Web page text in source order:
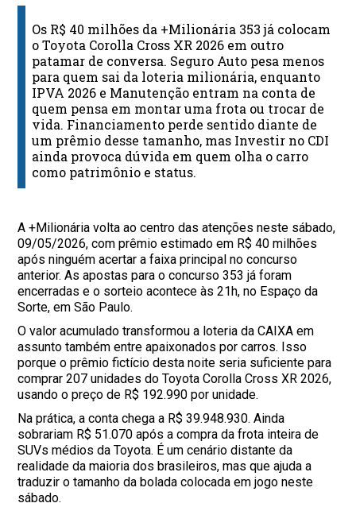
Os R$ 40 milhões da +Milionária 353 já colocam
o Toyota Corolla Cross XR 2026 em outro
patamar de conversa. Seguro Auto pesa menos
para quem sai da loteria milionária, enquanto
IPVA 2026 e Manutenção entram na conta de
quem pensa em montar uma frota ou trocar de
vida. Financiamento perde sentido diante de
um prêmio desse tamanho, mas Investir no CDI
ainda provoca dúvida em quem olha o carro
como patrimônio e status.
A +Milionária volta ao centro das atenções neste sábado,
09/05/2026, com prêmio estimado em R$ 40 milhões
após ninguém acertar a faixa principal no concurso
anterior. As apostas para o concurso 353 já foram
encerradas e o sorteio acontece às 21h, no Espaço da
Sorte, em São Paulo.
O valor acumulado transformou a loteria da CAIXA em
assunto também entre apaixonados por carros. Isso
porque o prêmio fictício desta noite seria suficiente para
comprar 207 unidades do Toyota Corolla Cross XR 2026,
usando o preço de R$ 192.990 por unidade.
Na prática, a conta chega a R$ 39.948.930. Ainda
sobrariam R$ 51.070 após a compra da frota inteira de
SUVs médios da Toyota. É um cenário distante da
realidade da maioria dos brasileiros, mas que ajuda a
traduzir o tamanho da bolada colocada em jogo neste
sábado.